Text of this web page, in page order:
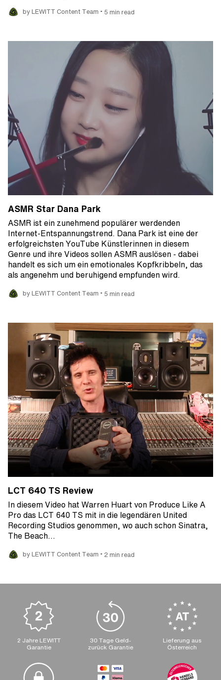
by LEWITT Content Team • 5 min read
ASMR Star Dana Park
ASMR ist ein zunehmend populärer werdenden
Internet-Entspannungstrend. Dana Park ist eine der
erfolgreichsten YouTube Künstlerinnen in diesem
Genre und ihre Videos sollen ASMR auslösen - dabei
handelt es sich um ein emotionales Kopfkribbeln, das
als angenehm und beruhigend empfunden wird.
by LEWITT Content Team • 5 min read
LCT 640 TS Review
In diesem Video hat Warren Huart von Produce Like A
Pro das LCT 640 TS mit in die legendären United
Recording Studios genommen, wo auch schon Sinatra,
The Beach…
by LEWITT Content Team • 2 min read
2 Jahre LEWITT
Garantie
30 Tage Geld-
zurück Garantie
Lieferung aus
Österreich